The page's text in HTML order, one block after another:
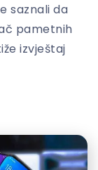
saznali da
pametnih
izvještaj